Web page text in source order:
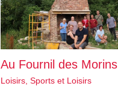
Au Fournil des Morins
Loisirs Sports et Loisirs